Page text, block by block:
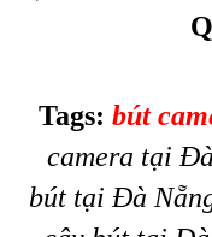
Tags: bút
camera tại
bút tại Đà